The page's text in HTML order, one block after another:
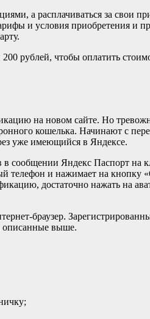
а расплачиваться за свои
и условия приобретения и
рублей, чтобы оплатить
на новом сайте. Но
кошелька. Начинают с
уже имеющийся в Яндексе.
сообщении Яндекс Паспорт на
телефон и нажимает на кнопку
достаточно нажать на
браузер.
описанные выше.